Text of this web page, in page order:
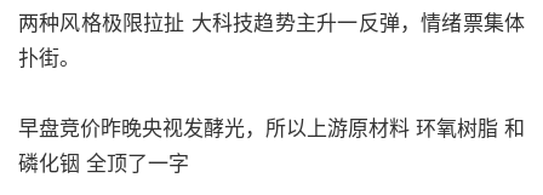
两种风格极限拉扯 大科技趋势主升一反弹，情绪票集体
扑街。
早盘竞价昨晚央视发酵光，所以上游原材料 环氧树脂 和
磷化铟 全顶了一字